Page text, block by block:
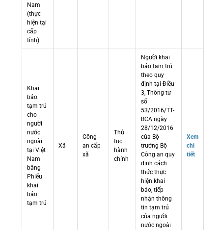
Nam
(thực
hiện tại
cấp
tỉnh)
Khai
báo
tạm trú
cho
người
nước
ngoài
tại Việt
Nam
bằng
Phiếu
khai
báo
tạm trú
Xã
Công
an cấp
xã
Thủ
tục
hành
chính
Người khai
báo tạm trú
theo quy
định tại Điều
3, Thông tư
số
53/2016/TT-
BCA ngày
28/12/2016
của Bộ
trưởng Bộ
Công an quy
định cách
thức thực
hiện khai
báo, tiếp
nhận thông
tin tạm trú
của người
nước ngoài
Xem
chi
tiết